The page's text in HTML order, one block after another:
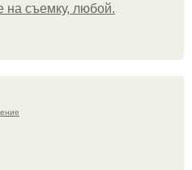
на съемку, любой.